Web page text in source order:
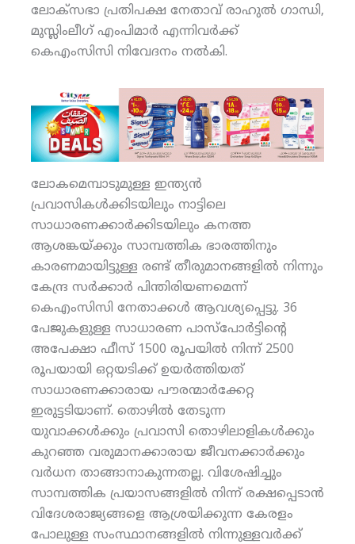
ലോക്‌സഭാ പ്രതിപക്ഷ നേതാവ് രാഹുല്‍ ഗാന്ധി,
മുസ്ലിംലീഗ് എംപിമാര്‍ എന്നിവര്‍ക്ക്
കെഎംസിസി നിവേദനം നല്‍കി.
ലോകമെമ്പാടുമുള്ള ഇന്ത്യന്‍
പ്രവാസികള്‍ക്കിടയിലും നാട്ടിലെ
സാധാരണക്കാര്‍ക്കിടയിലും കനത്ത
ആശങ്കയ്ക്കും സാമ്പത്തിക ഭാരത്തിനും
കാരണമായിട്ടുള്ള രണ്ട് തീരുമാനങ്ങളില്‍ നിന്നും
കേന്ദ്ര സര്‍ക്കാര്‍ പിന്തിരിയണമെന്ന്
കെഎംസിസി നേതാക്കള്‍ ആവശ്യപ്പെട്ടു. 36
പേജുകളുള്ള സാധാരണ പാസ്‌പോര്‍ട്ടിന്റെ
അപേക്ഷാ ഫീസ് 1500 രൂപയില്‍ നിന്ന് 2500
രൂപയായി ഒറ്റയടിക്ക് ഉയര്‍ത്തിയത്
സാധാരണക്കാരായ പൗരന്മാര്‍ക്കേറ്റ
ഇരുട്ടടിയാണ്. തൊഴില്‍ തേടുന്ന
യുവാക്കള്‍ക്കും പ്രവാസി തൊഴിലാളികള്‍ക്കും
കുറഞ്ഞ വരുമാനക്കാരായ ജീവനക്കാര്‍ക്കും
വര്‍ധന താങ്ങാനാകുന്നതല്ല. വിശേഷിച്ചും
സാമ്പത്തിക പ്രയാസങ്ങളില്‍ നിന്ന് രക്ഷപ്പെടാന്‍
വിദേശരാജ്യങ്ങളെ ആശ്രയിക്കുന്ന കേരളം
പോലുള്ള സംസ്ഥാനങ്ങളില്‍ നിന്നുള്ളവര്‍ക്ക്